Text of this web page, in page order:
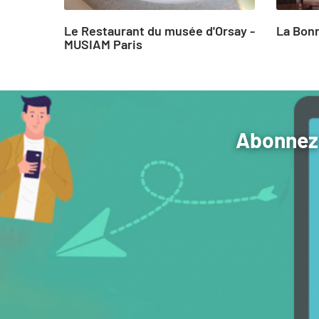
Le Restaurant du musée d'Orsay -
MUSIAM Paris
La